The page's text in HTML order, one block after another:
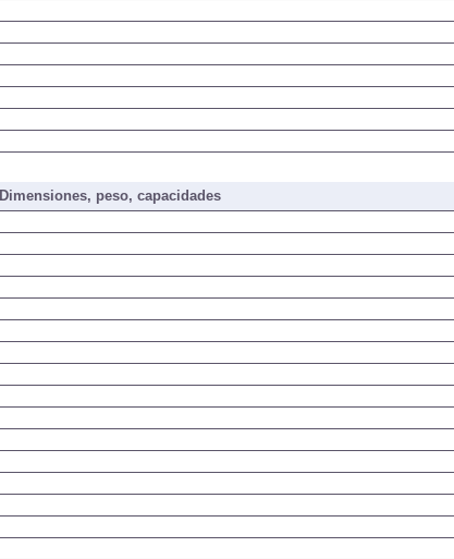
Dimensiones, peso, capacidades